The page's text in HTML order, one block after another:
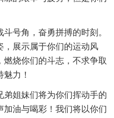
号角，奋勇拼搏的时刻。
，展示属于你们的运动风
烧你们的斗志，不求争取
力！
弟姐妹们将为你们挥动手的
油与喝彩！我们将以你们